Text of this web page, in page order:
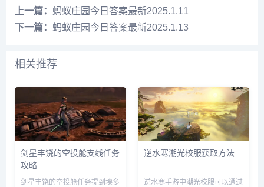
上一篇： 蚂蚁庄园今日答案最新2025.1.11
下一篇： 蚂蚁庄园今日答案最新2025.1.13
相关推荐
剑星丰饶的空投舱支线任务
攻略
剑星丰饶的空投舱任务提到埃多
逆水寒潮光校服获取方法
逆水寒手游中潮光校服可以通过